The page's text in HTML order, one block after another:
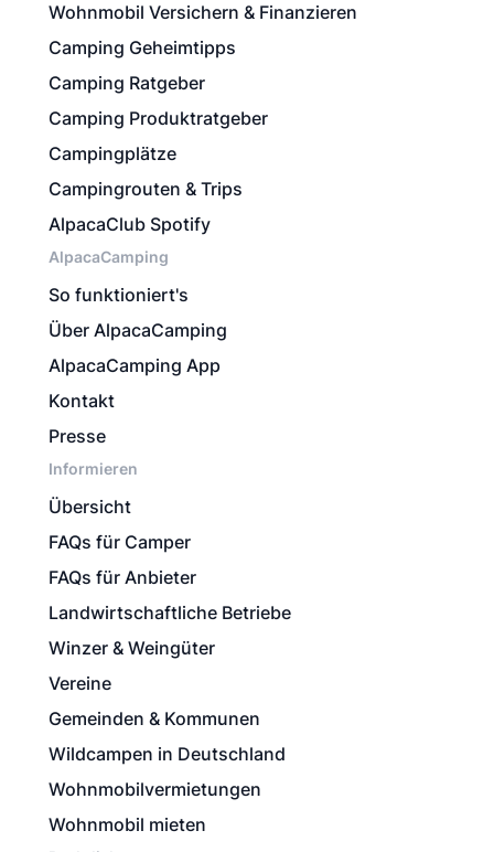
Wohnmobil Versichern & Finanzieren
Camping Geheimtipps
Camping Ratgeber
Camping Produktratgeber
Campingplätze
Campingrouten & Trips
AlpacaClub Spotify
AlpacaCamping
So funktioniert's
Über AlpacaCamping
AlpacaCamping App
Kontakt
Presse
Informieren
Übersicht
FAQs für Camper
FAQs für Anbieter
Landwirtschaftliche Betriebe
Winzer & Weingüter
Vereine
Gemeinden & Kommunen
Wildcampen in Deutschland
Wohnmobilvermietungen
Wohnmobil mieten